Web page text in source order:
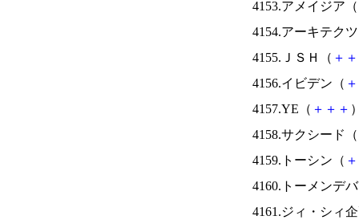
4153.アメイジア（
4154.アーキテク
4155.ＪＳＨ（ ＋ ＋
4156.イビデン（ ＋
4157.YE（ ＋ ＋ ＋
4158.サクシード（
4159.トーシン（ ＋
4160.トーメンデ
4161.ジィ・シィ